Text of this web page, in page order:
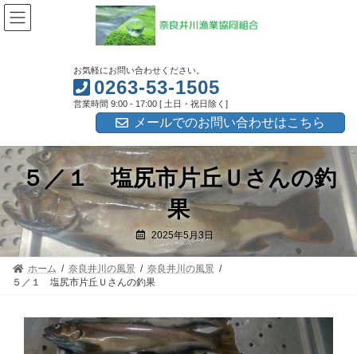
コ
ン
テ
ナ
ビ
ゲ
お気軽にお問い合わせください。
0263-53-1505
営業時間 9:00 - 17:00 [ 土日・祝日除く]
メールでのお問い合わせはこちら
５／１ 塩尻市片丘Ｕさんの釣
果
2025年5月3日
ホーム 奈良井川の風景
奈良井川の風景
５／１ 塩尻市片丘Ｕさんの釣果